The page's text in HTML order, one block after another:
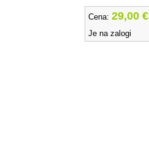
Cena: 29,00 €
Je na zalogi